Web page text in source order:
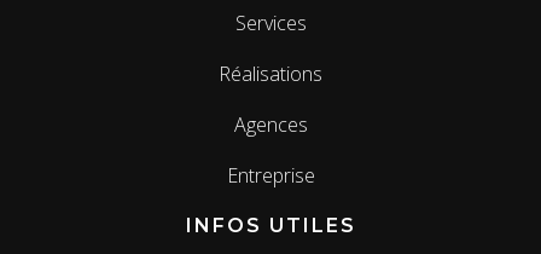
Services
Réalisations
Agences
Entreprise
INFOS UTILES